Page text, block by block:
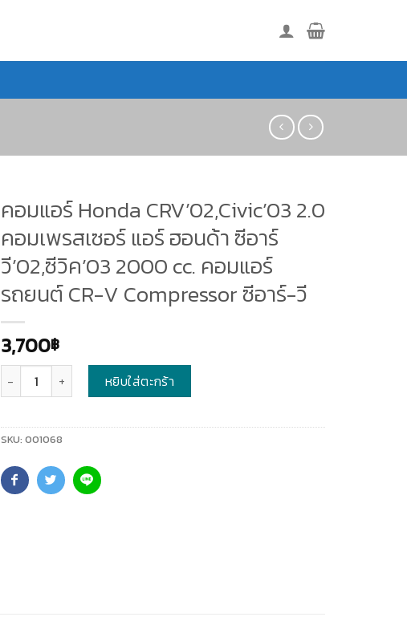
คอมแอร์ Honda CRV’02,Civic’03 2.0
คอมเพรสเซอร์ แอร์ ฮอนด้า ซีอาร์
วี’02,ซีวิค’03 2000 cc. คอมแอร์
รถยนต์ CR-V Compressor ซีอาร์-วี
3,700฿
หยิบใส่ตะกร้า
SKU: 001068